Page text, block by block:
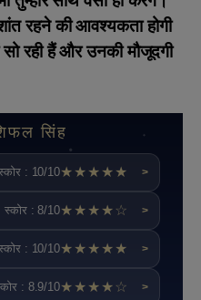
रहने की आवश्यकता होगी
रही हैं और उनकी मौजूदगी
सिंह
: 10/10★★★★★ >
स्कोर : 8/10★★★★☆ >
: 10/10★★★★★ >
: 8.9/10★★★★☆ >